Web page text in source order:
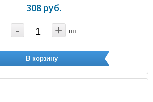
308 руб.
- + шт
В корзину